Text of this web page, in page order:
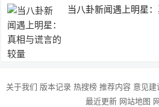
当八卦新闻遇上明星
关于我们 版本记录 热搜榜 推荐内容 意见建
最近更新 网站地图